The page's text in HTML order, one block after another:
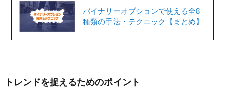
バイナリーオプションで使える全8
種類の手法・テクニック【まとめ】
トレンドを捉えるためのポイント